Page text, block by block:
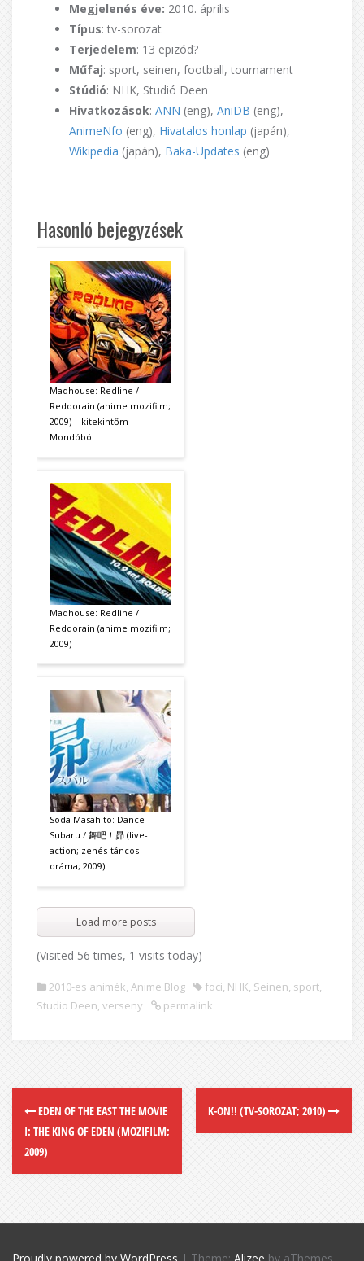
Megjelenés éve: 2010. április
Típus: tv-sorozat
Terjedelem: 13 epizód?
Műfaj: sport, seinen, football, tournament
Stúdió: NHK, Studió Deen
Hivatkozások: ANN (eng), AniDB (eng),
AnimeNfo (eng), Hivatalos honlap (japán),
Wikipedia (japán), Baka-Updates (eng)
Hasonló bejegyzések
Madhouse: Redline /
Reddorain (anime mozifilm;
2009) – kitekintőm
Mondóból
Madhouse: Redline /
Reddorain (anime mozifilm;
2009)
Soda Masahito: Dance
Subaru / 舞吧！昴 (live-
action; zenés-táncos
dráma; 2009)
Load more posts
(Visited 56 times, 1 visits today)
2010-es animék, Anime Blog foci, NHK, Seinen, sport,
Studio Deen, verseny permalink
EDEN OF THE EAST THE MOVIE
I: THE KING OF EDEN (MOZIFILM;
2009)
K-ON!! (TV-SOROZAT; 2010)